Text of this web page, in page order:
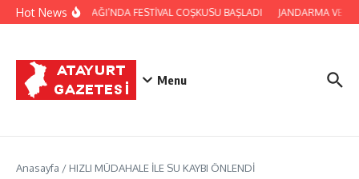
İçeriğe atla
Hot NewsYAYLADAĞI’NDA FESTİVAL COŞKUSU BAŞLADI JANDARMA VE
Menu
Anasayfa / HIZLI MÜDAHALE İLE SU KAYBI ÖNLENDİ